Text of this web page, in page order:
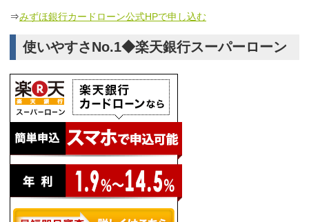
⇒みずほ銀行カードローン公式HPで申し込む
使いやすさNo.1◆楽天銀行スーパーローン